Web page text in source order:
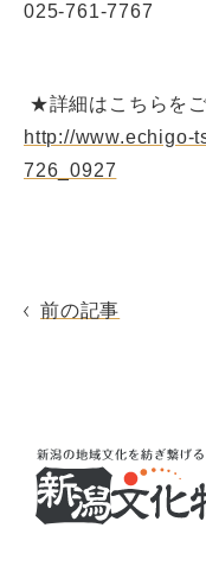
025-761-7767
★詳細はこちらを
http://www.echigo-
726_0927
前の記事